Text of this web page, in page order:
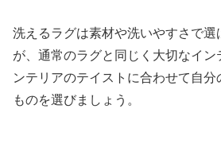
洗えるラグは素材や洗いやすさで選
が、通常のラグと同じく大切なイン
ンテリアのテイストに合わせて自
ものを選びましょう。